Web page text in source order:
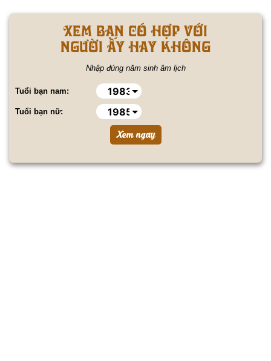
XEM BẠN CÓ HỢP VỚI
NGƯỜI ẤY HAY KHÔNG
Nhập đúng năm sinh âm lịch
Tuổi bạn nam:
Tuổi bạn nữ: